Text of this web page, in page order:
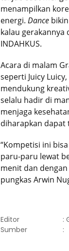
menampilkan
energi. Dance
kalau gerakannya
INDAHKUS.
Acara di malam
seperti Juicy
mendukung
selalu hadir di
menjaga
diharapkan dapat
“Kompetisi ini
paru-paru lewat
menit dan
pungkas Arwin
Editor
:
Sumber
: